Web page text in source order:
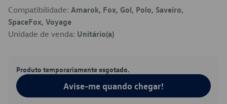
Compatibilidade: Amarok, Fox, Gol, Polo, Saveiro,
SpaceFox, Voyage
Unidade de venda: Unitário(a)
Produto temporariamente esgotado.
Avise-me quando chegar!